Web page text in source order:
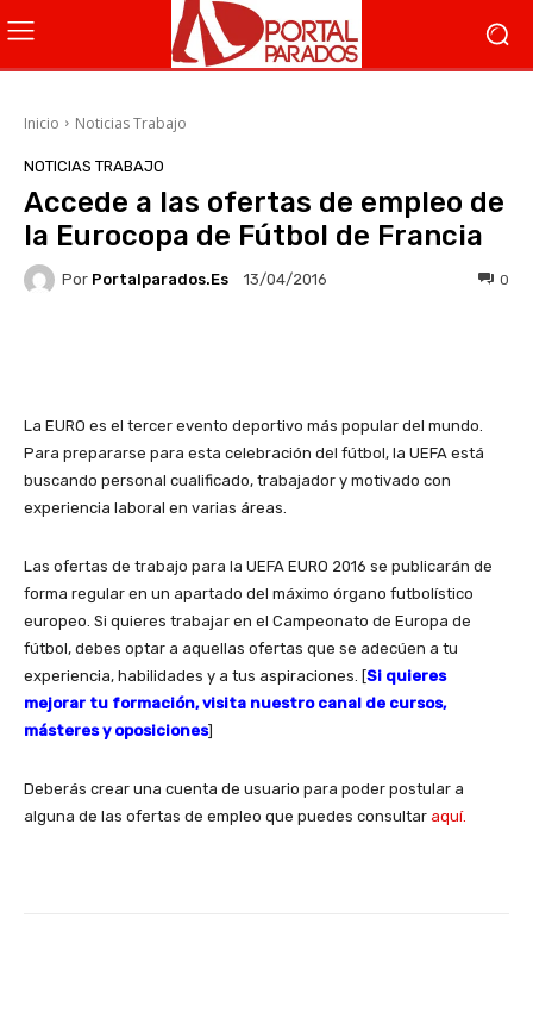
Inicio Noticias Trabajo
NOTICIAS TRABAJO
Accede a las ofertas de empleo de
la Eurocopa de Fútbol de Francia
Por Portalparados.es 13/04/2016 0
La EURO es el tercer evento deportivo más popular del mundo.
Para prepararse para esta celebración del fútbol, la UEFA está
buscando personal cualificado, trabajador y motivado con
experiencia laboral en varias áreas.
Las ofertas de trabajo para la UEFA EURO 2016 se publicarán de
forma regular en un apartado del máximo órgano futbolístico
europeo. Si quieres trabajar en el Campeonato de Europa de
fútbol, debes optar a aquellas ofertas que se adecúen a tu
experiencia, habilidades y a tus aspiraciones. [Si quieres
mejorar tu formación, visita nuestro canal de cursos,
másteres y oposiciones]
Deberás crear una cuenta de usuario para poder postular a
alguna de las ofertas de empleo que puedes consultar aquí.